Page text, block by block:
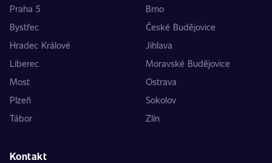
Praha 5
Brno
Bystřec
České Budějovice
Hradec Králové
Jihlava
Liberec
Moravské Budějovice
Most
Ostrava
Plzeň
Sokolov
Tábor
Zlín
Kontakt